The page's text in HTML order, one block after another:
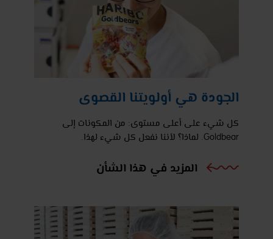
الجودة هي أولويتنا القصوى
كل شيء على أعلى مستوى: من المكونات إلى
Goldbear. لماذا؟ لأننا نفعل كل شيء لهذا.
المزيد في هذا الشأن